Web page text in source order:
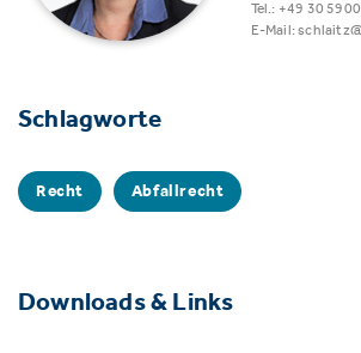
Tel.: +49 30
E-Mail:
Schlagworte
Recht Abfallrecht
Downloads & Links